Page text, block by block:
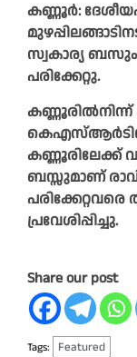
കണ്ണൂർ:
സ്വകാര്യ ബസും
പരിക്കേറ്റു.
കണ്ണൂരിലേക്ക്
ബസ്സുമാണ്
പ്രവേശിപ്പിച്ചു.
Share our post
Tags: Featured